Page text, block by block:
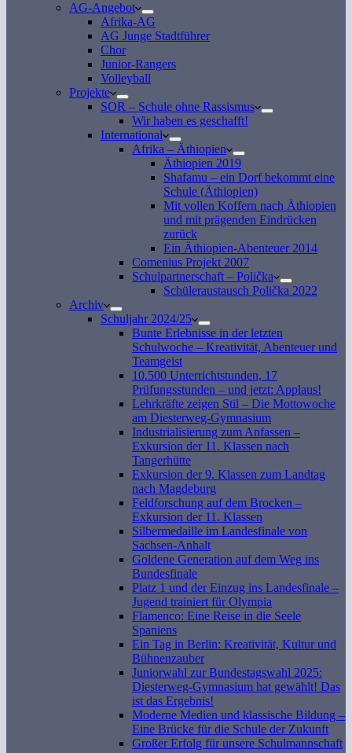
AG-Angebot
Afrika-AG
AG Junge Stadtführer
Chor
Junior-Rangers
Volleyball
Projekte
SOR – Schule ohne Rassismus
Wir haben es geschafft!
International
Afrika – Äthiopien
Äthiopien 2019
Shafamu – ein Dorf bekommt eine
Schule (Äthiopien)
Mit vollen Koffern nach Äthiopien
und mit prägenden Eindrücken
zurück
Ein Äthiopien-Abenteuer 2014
Comenius Projekt 2007
Schulpartnerschaft – Polička
Schüleraustausch Polička 2022
Archiv
Schuljahr 2024/25
Bunte Erlebnisse in der letzten
Schulwoche – Kreativität, Abenteuer und
Teamgeist
10.500 Unterrichtstunden, 17
Prüfungsstunden – und jetzt: Applaus!
Lehrkräfte zeigen Stil – Die Mottowoche
am Diesterweg-Gymnasium
Industrialisierung zum Anfassen –
Exkursion der 11. Klassen nach
Tangerhütte
Exkursion der 9. Klassen zum Landtag
nach Magdeburg
Feldforschung auf dem Brocken –
Exkursion der 11. Klassen
Silbermedaille im Landesfinale von
Sachsen-Anhalt
Goldene Generation auf dem Weg ins
Bundesfinale
Platz 1 und der Einzug ins Landesfinale –
Jugend trainiert für Olympia
Flamenco: Eine Reise in die Seele
Spaniens
Ein Tag in Berlin: Kreativität, Kultur und
Bühnenzauber
Juniorwahl zur Bundestagswahl 2025:
Diesterweg-Gymnasium hat gewählt! Das
ist das Ergebnis!
Moderne Medien und klassische Bildung –
Eine Brücke für die Schule der Zukunft
Großer Erfolg für unsere Schulmannschaft